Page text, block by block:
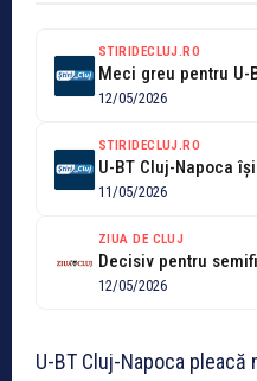
STIRIDECLUJ.RO
12/05/2026
STIRIDECLUJ.RO
11/05/2026
ZIUA DE CLUJ
12/05/2026
U-BT Cluj-Napoca